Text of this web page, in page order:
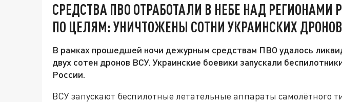
СРЕДСТВА ПВО ОТРАБОТАЛИ В НЕБЕ НАД РЕГИОНАМИ
ПО ЦЕЛЯМ: УНИЧТОЖЕНЫ СОТНИ УКРАИНСКИХ ДРОНОВ
В рамках прошедшей ночи дежурным средствам ПВО удалось
двух сотен дронов ВСУ. Украинские боевики запускали
России.
ВСУ запускают беспилотные летательные аппараты самолётного